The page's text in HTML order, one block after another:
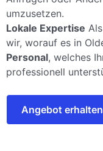
umzusetzen.
Lokale Expertise
wir, worauf es in
Personal, welches
professionell
Angebot erhalten